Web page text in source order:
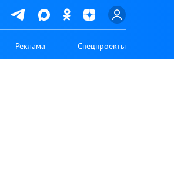
Реклама Спецпроекты